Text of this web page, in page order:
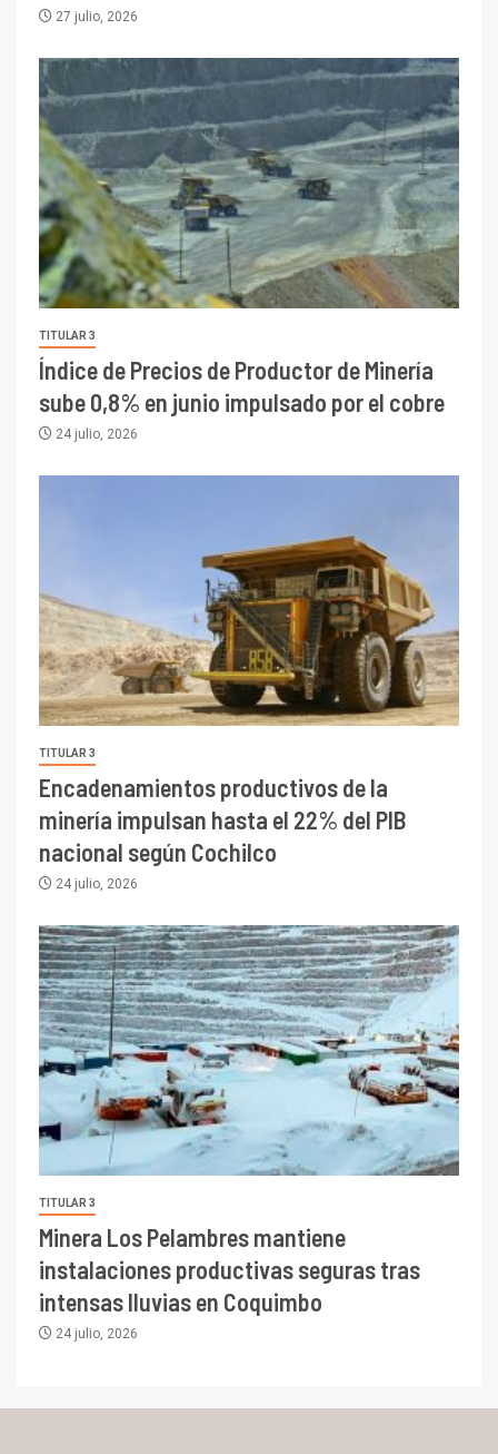
27 julio, 2026
TITULAR 3
Índice de Precios de Productor de Minería
sube 0,8% en junio impulsado por el cobre
24 julio, 2026
TITULAR 3
Encadenamientos productivos de la
minería impulsan hasta el 22% del PIB
nacional según Cochilco
24 julio, 2026
TITULAR 3
Minera Los Pelambres mantiene
instalaciones productivas seguras tras
intensas lluvias en Coquimbo
24 julio, 2026